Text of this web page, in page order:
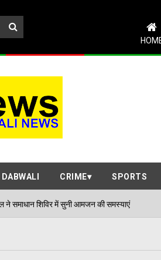
DABWALI CRIME SPORTS
आमजन की समस्याएं 06/08/2026